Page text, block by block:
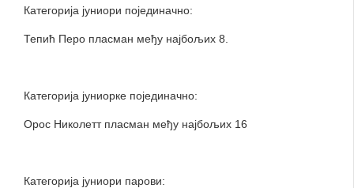
Категорија јуниори појединачно:
Тепић Перо пласман међу најбољих 8.
Категорија јуниорке појединачно:
Орос Николетт пласман међу најбољих 16
Категорија јуниори парови: